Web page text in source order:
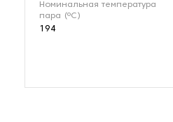
Номинальная температура
пара (ºС)
194